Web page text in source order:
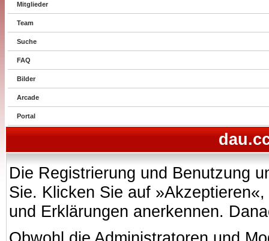
Mitglieder
Team
Suche
FAQ
Bilder
Arcade
Portal
Die Registrierung und Benutzung
Sie. Klicken Sie auf
und Erklärungen anerkennen.